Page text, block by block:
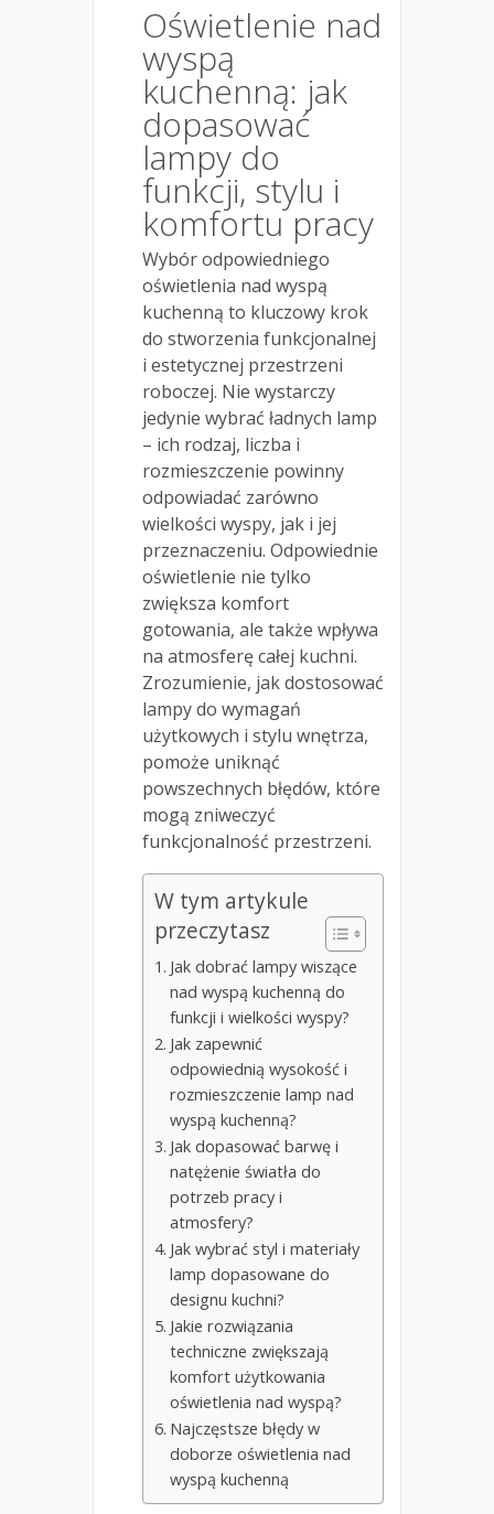
Oświetlenie nad
wyspą
kuchenną: jak
dopasować
lampy do
funkcji, stylu i
komfortu pracy
Wybór odpowiedniego
oświetlenia nad wyspą
kuchenną to kluczowy krok
do stworzenia funkcjonalnej
i estetycznej przestrzeni
roboczej. Nie wystarczy
jedynie wybrać ładnych lamp
– ich rodzaj, liczba i
rozmieszczenie powinny
odpowiadać zarówno
wielkości wyspy, jak i jej
przeznaczeniu. Odpowiednie
oświetlenie nie tylko
zwiększa komfort
gotowania, ale także wpływa
na atmosferę całej kuchni.
Zrozumienie, jak dostosować
lampy do wymagań
użytkowych i stylu wnętrza,
pomoże uniknąć
powszechnych błędów, które
mogą zniweczyć
funkcjonalność przestrzeni.
W tym artykule
przeczytasz
Jak dobrać lampy wiszące
nad wyspą kuchenną do
funkcji i wielkości wyspy?
Jak zapewnić
odpowiednią wysokość i
rozmieszczenie lamp nad
wyspą kuchenną?
Jak dopasować barwę i
natężenie światła do
potrzeb pracy i
atmosfery?
Jak wybrać styl i materiały
lamp dopasowane do
designu kuchni?
Jakie rozwiązania
techniczne zwiększają
komfort użytkowania
oświetlenia nad wyspą?
Najczęstsze błędy w
doborze oświetlenia nad
wyspą kuchenną